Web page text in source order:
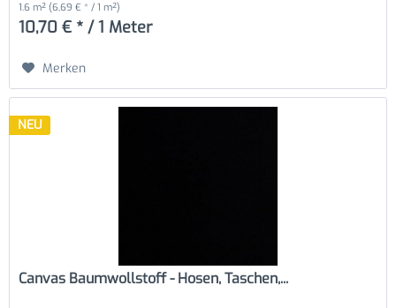
1.6 m² (6,69 € * / 1 m²)
10,70 € * / 1 Meter
Merken
NEU
Canvas Baumwollstoff - Hosen, Taschen,...